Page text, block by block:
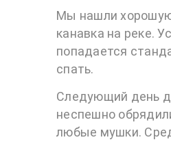
Мы нашли хорошую
канавка на реке.
попадается
спать.
Следующий день
неспешно
любые мушки.